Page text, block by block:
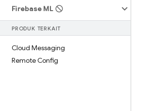
Firebase ML
PRODUK TERKAIT
Cloud Messaging
Remote Config